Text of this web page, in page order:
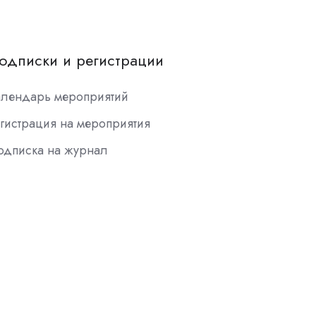
и регистрации
мероприятий
на мероприятия
на журнал